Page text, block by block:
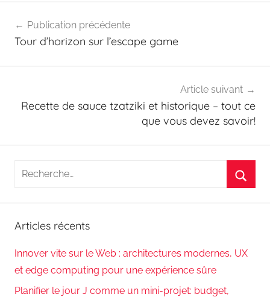
de
Publication précédente
Tour d’horizon sur l’escape game
Article suivant
Recette de sauce tzatziki et historique – tout ce
que vous devez savoir!
Recherche
Articles récents
Innover vite sur le Web : architectures modernes, UX
et edge computing pour une expérience sûre
Planifier le jour J comme un mini-projet: budget,